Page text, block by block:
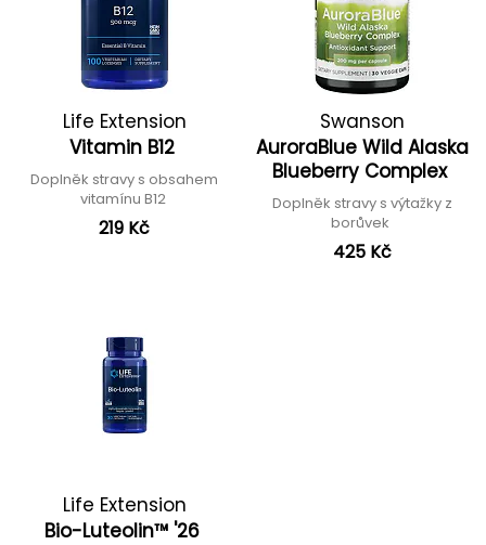
Life Extension
Vitamin B12
Doplněk stravy s obsahem
vitamínu B12
219 Kč
Swanson
AuroraBlue Wild Alaska
Blueberry Complex
Doplněk stravy s výtažky z
borůvek
425 Kč
Life Extension
Bio-Luteolin™ '26